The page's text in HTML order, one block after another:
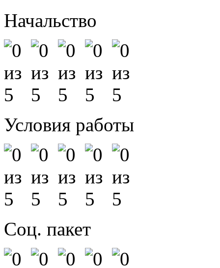
Начальство
Условия работы
Соц. пакет